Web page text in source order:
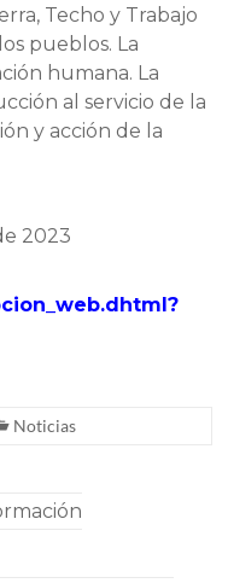
Techo y Trabajo
pueblos. La
humana. La
al servicio de la
y acción de la
2023
Noticias